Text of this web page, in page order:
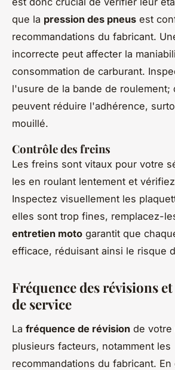
que la pression des pneus est
recommandations du fabricant.
incorrecte peut affecter la
consommation de carburant.
l'usure de la bande de roulement;
peuvent réduire l'adhérence,
mouillé.
Contrôle des freins
Les freins sont vitaux pour votre
les en roulant lentement et
Inspectez visuellement les
elles sont trop fines, remplacez-
entretien moto garantit que
efficace, réduisant ainsi le risque
Fréquence des révisions
de service
La fréquence de révision de votre
plusieurs facteurs, notamment les
recommandations du fabricant. En